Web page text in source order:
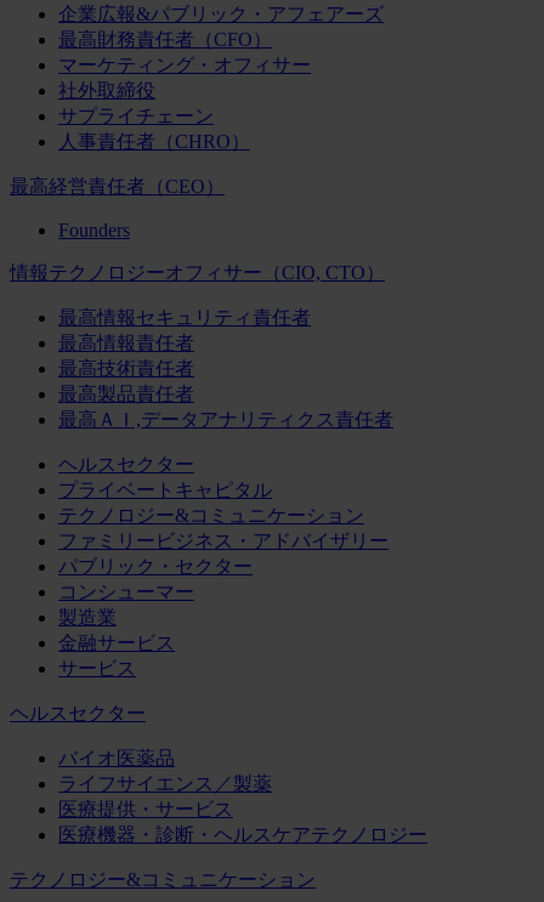
企業広報&パブリック・アフェアーズ
最高財務責任者（CFO）
マーケティング・オフィサー
社外取締役
サプライチェーン
人事責任者（CHRO）
最高経営責任者（CEO）
Founders
情報テクノロジーオフィサー（CIO, CTO）
最高情報セキュリティ責任者
最高情報責任者
最高技術責任者
最高製品責任者
最高ＡＩ,データアナリティクス責任者
ヘルスセクター
プライベートキャピタル
テクノロジー&コミュニケーション
ファミリービジネス・アドバイザリー
パブリック・セクター
コンシューマー
製造業
金融サービス
サービス
ヘルスセクター
バイオ医薬品
ライフサイエンス／製薬
医療提供・サービス
医療機器・診断・ヘルスケアテクノロジー
テクノロジー&コミュニケーション